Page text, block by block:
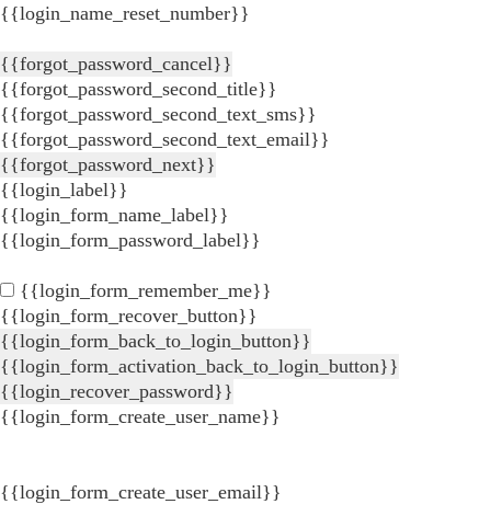
{{login_name_reset_number}}
{{forgot_password_cancel}}
{{forgot_password_second_title}}
{{forgot_password_second_text_sms}}
{{forgot_password_second_text_email}}
{{forgot_password_next}}
{{login_label}}
{{login_form_name_label}}
{{login_form_password_label}}
{{login_form_remember_me}}
{{login_form_recover_button}}
{{login_form_back_to_login_button}}
{{login_form_activation_back_to_login_button}}
{{login_recover_password}}
{{login_form_create_user_name}}
{{login_form_create_user_email}}